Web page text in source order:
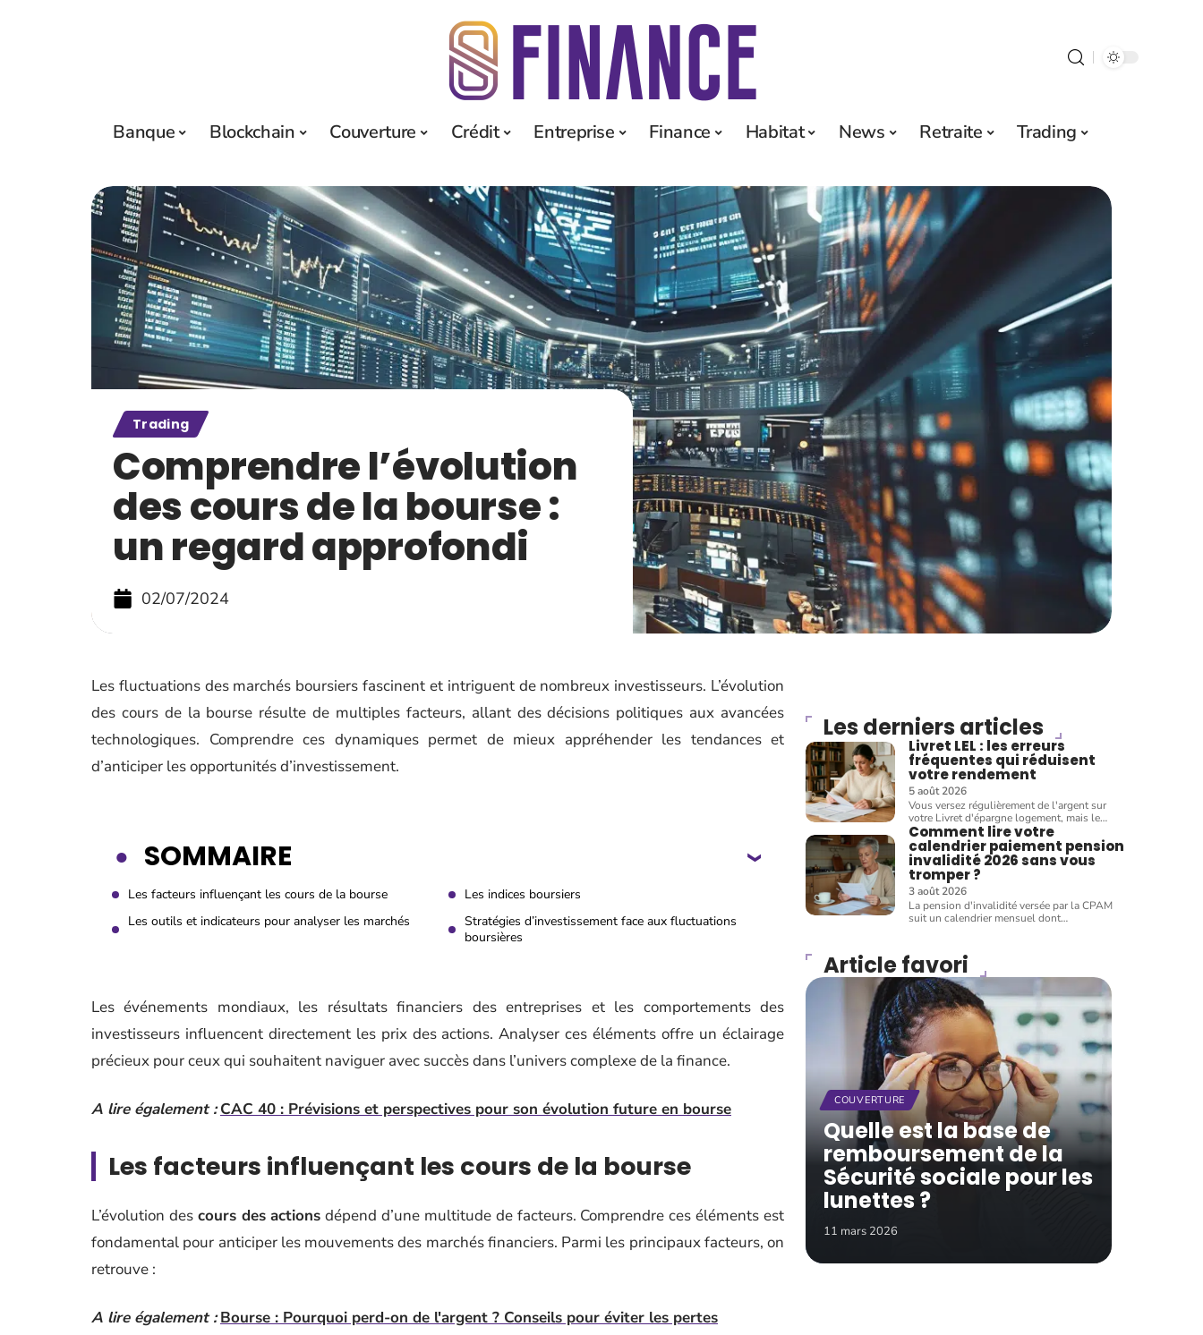
Banque Blockchain Couverture Crédit Entreprise Finance Habitat News Retraite Trading
Trading
Comprendre l’évolution
des cours de la bourse :
un regard approfondi
02/07/2024
Les fluctuations des marchés boursiers fascinent et intriguent de nombreux investisseurs. L’évolution
des cours de la bourse résulte de multiples facteurs, allant des décisions politiques aux avancées
technologiques. Comprendre ces dynamiques permet de mieux appréhender les tendances et
d’anticiper les opportunités d’investissement.
SOMMAIRE
Les facteurs influençant les cours de la bourse
Les indices boursiers
Les outils et indicateurs pour analyser les marchés
Stratégies d’investissement face aux fluctuations
boursières
Les événements mondiaux, les résultats financiers des entreprises et les comportements des
investisseurs influencent directement les prix des actions. Analyser ces éléments offre un éclairage
précieux pour ceux qui souhaitent naviguer avec succès dans l’univers complexe de la finance.
A lire également : CAC 40 : Prévisions et perspectives pour son évolution future en bourse
Les facteurs influençant les cours de la bourse
L’évolution des cours des actions dépend d’une multitude de facteurs. Comprendre ces éléments est
fondamental pour anticiper les mouvements des marchés financiers. Parmi les principaux facteurs, on
retrouve :
A lire également : Bourse : Pourquoi perd-on de l'argent ? Conseils pour éviter les pertes
Les derniers articles
Livret LEL : les erreurs
fréquentes qui réduisent
votre rendement
5 août 2026
Vous versez régulièrement de l'argent sur
votre Livret d'épargne logement, mais le…
Comment lire votre
calendrier paiement pension
invalidité 2026 sans vous
tromper ?
3 août 2026
La pension d'invalidité versée par la CPAM
suit un calendrier mensuel dont…
Article favori
COUVERTURE
Quelle est la base de
remboursement de la
Sécurité sociale pour les
lunettes ?
11 mars 2026